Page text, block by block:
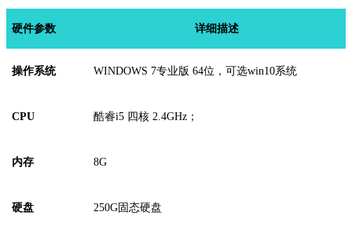
硬件参数 详细描述
操作系统 WINDOWS 7专业版 64位，可选win10系统
CPU 酷睿i5 四核 2.4GHz ；
内存 8G
硬盘 250G固态硬盘